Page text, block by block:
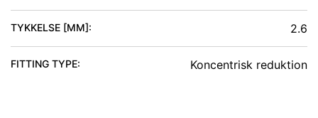
TYKKELSE [MM]: 2.6
FITTING TYPE: Koncentrisk reduktion